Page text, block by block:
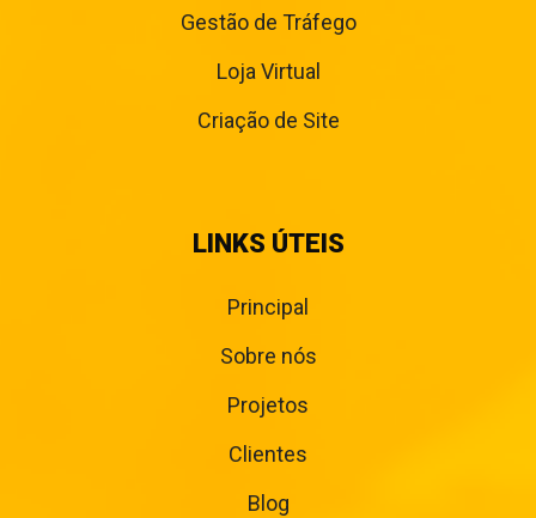
Gestão de Tráfego
Loja Virtual
Criação de Site
LINKS ÚTEIS
Principal
Sobre nós
Projetos
Clientes
Blog